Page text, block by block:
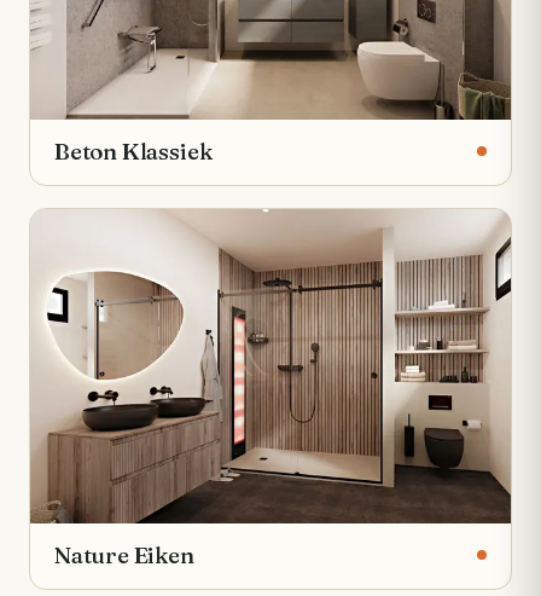
Beton Klassiek
Nature Eiken